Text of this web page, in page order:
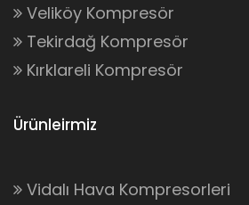
Veliköy Kompresör
Tekirdağ Kompresör
Kırklareli Kompresör
Ürünleirmiz
Vidalı Hava Kompresorleri